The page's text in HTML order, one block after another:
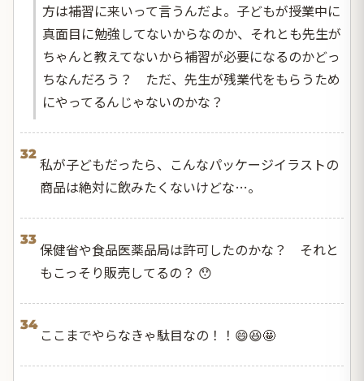
方は補習に来いって言うんだよ。子どもが授業中に
真面目に勉強してないからなのか、それとも先生が
ちゃんと教えてないから補習が必要になるのかどっ
ちなんだろう？ ただ、先生が残業代をもらうため
にやってるんじゃないのかな？
32
私が子どもだったら、こんなパッケージイラストの
商品は絶対に飲みたくないけどな…。
33
保健省や食品医薬品局は許可したのかな？ それと
もこっそり販売してるの？ 😯
34
ここまでやらなきゃ駄目なの！！😄😆🤩